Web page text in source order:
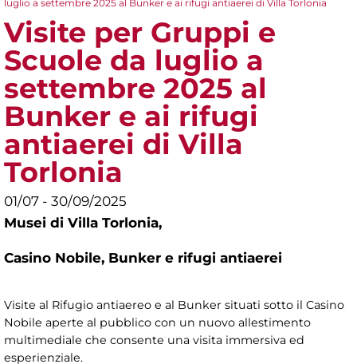
luglio a settembre 2025 al Bunker e ai rifugi antiaerei di Villa Torlonia
Visite per Gruppi e
Scuole da luglio a
settembre 2025 al
Bunker e ai rifugi
antiaerei di Villa
Torlonia
01/07 - 30/09/2025
Musei di Villa Torlonia,
Casino Nobile, Bunker e rifugi antiaerei
Visite al Rifugio antiaereo e al Bunker situati sotto il Casino
Nobile aperte al pubblico con un nuovo allestimento
multimediale che consente una visita immersiva ed
esperienziale.